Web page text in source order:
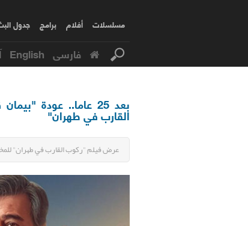
مسلسلات أفلام برامج جدول
فارسی English
بعد 25 عاما.. عودة
القارب في طهران"
عرض فيلم "ركوب القارب في طهران"